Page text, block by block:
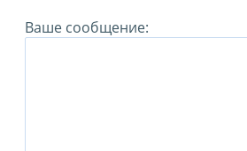
Ваше сообщение: